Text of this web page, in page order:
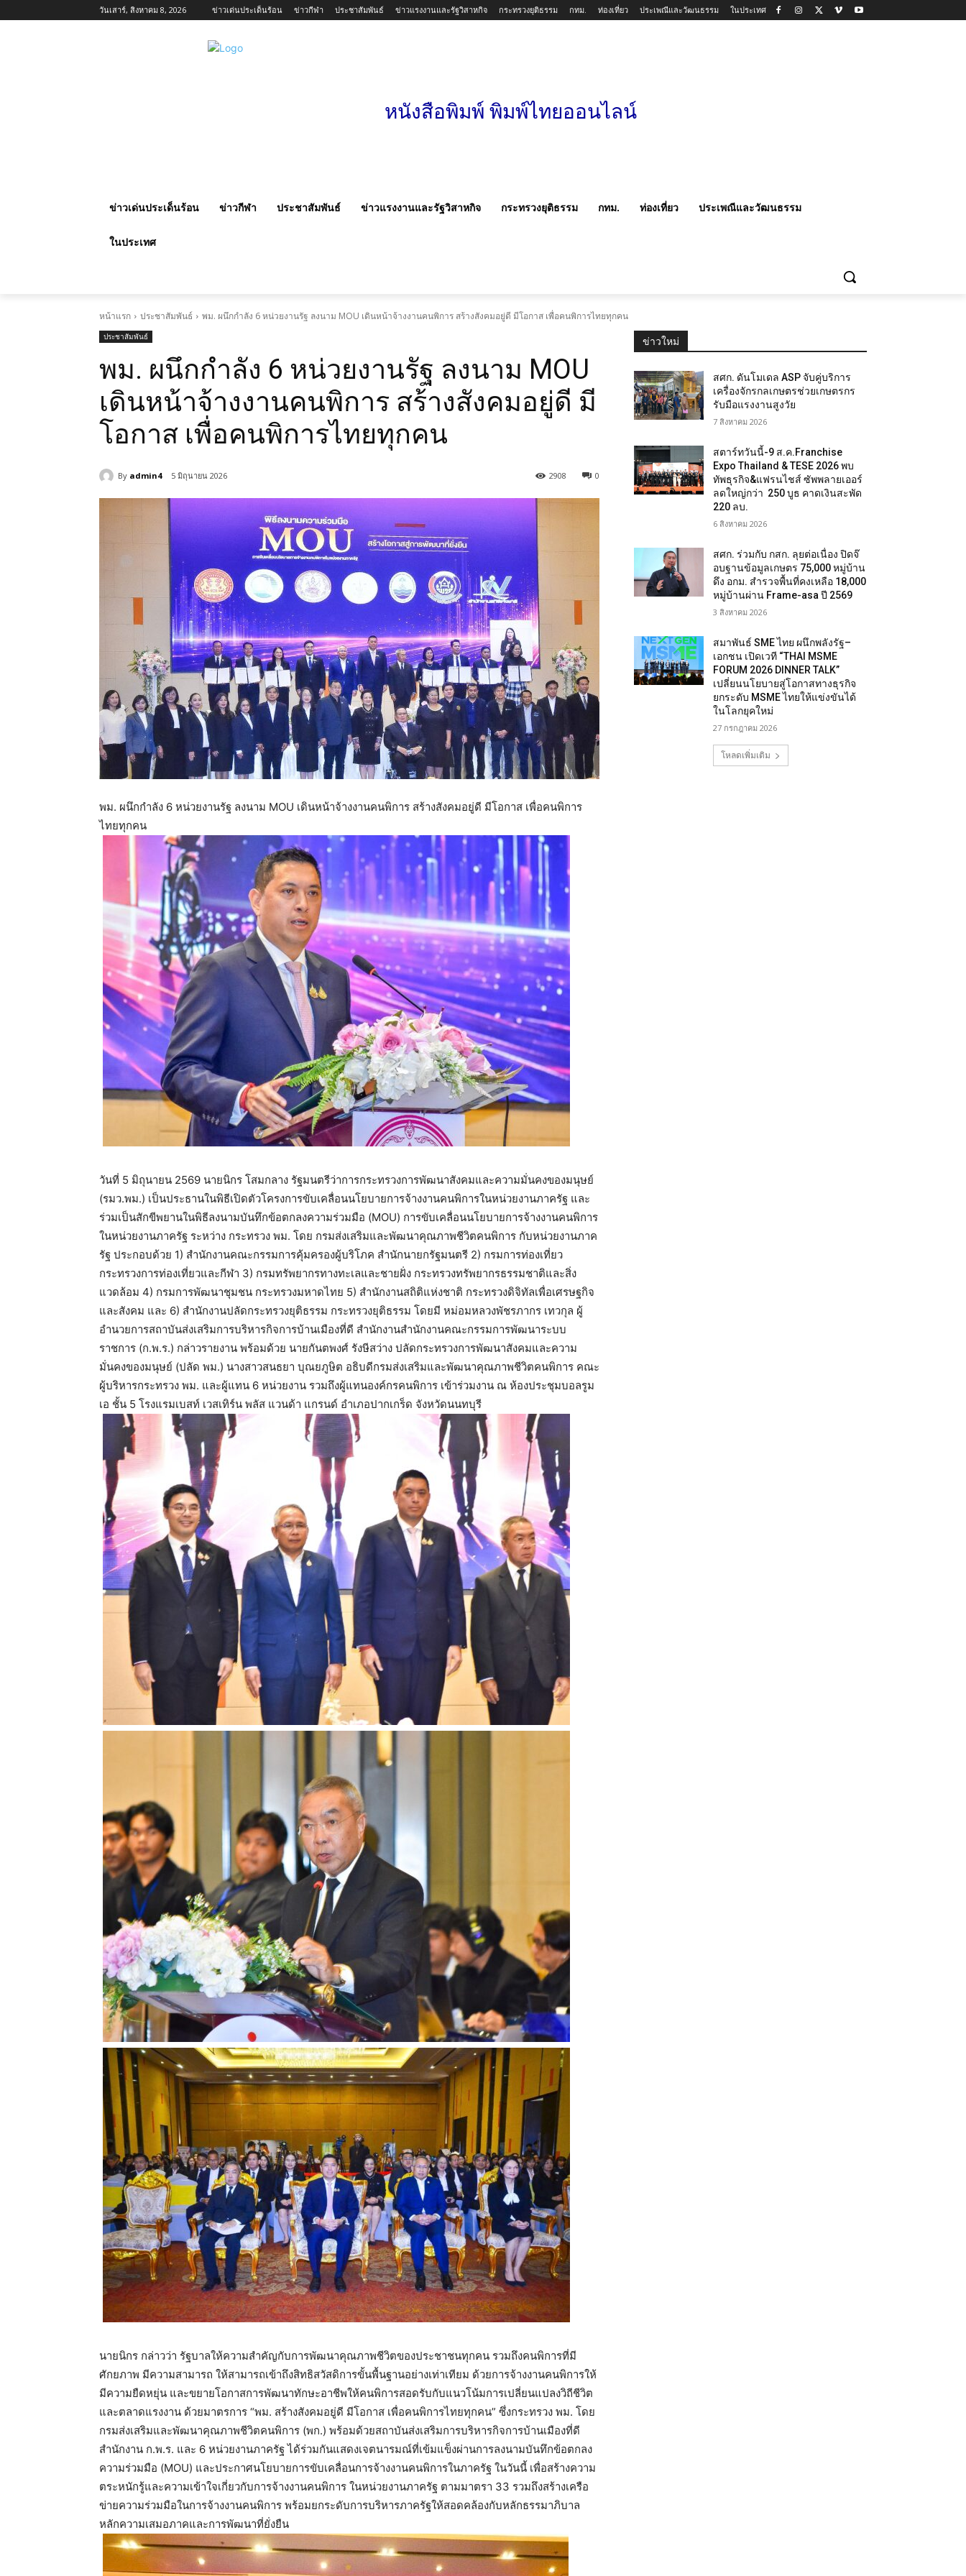
วันเสาร์, สิงหาคม 8, 2026 ข่าวเด่นประเด็นร้อน ข่าวกีฬา ประชาสัมพันธ์ ข่าวแรงงานและรัฐวิสาหกิจ กระทรวงยุติธรรม กทม. ท่องเที่ยว ประเพณีและวัฒนธรรม ในประเทศ
หนังสือพิมพ์ พิมพ์ไทยออนไลน์
ข่าวเด่นประเด็นร้อน ข่าวกีฬา ประชาสัมพันธ์ ข่าวแรงงานและรัฐวิสาหกิจ กระทรวงยุติธรรม กทม. ท่องเที่ยว ประเพณีและวัฒนธรรม
ในประเทศ
หน้าแรก ประชาสัมพันธ์ พม. ผนึกกำลัง 6 หน่วยงานรัฐ ลงนาม MOU เดินหน้าจ้างงานคนพิการ สร้างสังคมอยู่ดี มีโอกาส เพื่อคนพิการไทยทุกคน
ประชาสัมพันธ์
พม. ผนึกกำลัง 6 หน่วยงานรัฐ ลงนาม MOU
เดินหน้าจ้างงานคนพิการ สร้างสังคมอยู่ดี มี
โอกาส เพื่อคนพิการไทยทุกคน
By admin4 5 มิถุนายน 2026 0
2908
พม. ผนึกกำลัง 6 หน่วยงานรัฐ ลงนาม MOU เดินหน้าจ้างงานคนพิการ สร้างสังคมอยู่ดี มีโอกาส เพื่อคนพิการ
ไทยทุกคน
วันที่ 5 มิถุนายน 2569 นายนิกร โสมกลาง รัฐมนตรีว่าการกระทรวงการพัฒนาสังคมและความมั่นคงของมนุษย์
(รมว.พม.) เป็นประธานในพิธีเปิดตัวโครงการขับเคลื่อนนโยบายการจ้างงานคนพิการในหน่วยงานภาครัฐ และ
ร่วมเป็นสักขีพยานในพิธีลงนามบันทึกข้อตกลงความร่วมมือ (MOU) การขับเคลื่อนนโยบายการจ้างงานคนพิการ
ในหน่วยงานภาครัฐ ระหว่าง กระทรวง พม. โดย กรมส่งเสริมและพัฒนาคุณภาพชีวิตคนพิการ กับหน่วยงานภาค
รัฐ ประกอบด้วย 1) สำนักงานคณะกรรมการคุ้มครองผู้บริโภค สำนักนายกรัฐมนตรี 2) กรมการท่องเที่ยว
กระทรวงการท่องเที่ยวและกีฬา 3) กรมทรัพยากรทางทะเลและชายฝั่ง กระทรวงทรัพยากรธรรมชาติและสิ่ง
แวดล้อม 4) กรมการพัฒนาชุมชน กระทรวงมหาดไทย 5) สำนักงานสถิติแห่งชาติ กระทรวงดิจิทัลเพื่อเศรษฐกิจ
และสังคม และ 6) สำนักงานปลัดกระทรวงยุติธรรม กระทรวงยุติธรรม โดยมี หม่อมหลวงพัชรภากร เทวกุล ผู้
อำนวยการสถาบันส่งเสริมการบริหารกิจการบ้านเมืองที่ดี สำนักงานสำนักงานคณะกรรมการพัฒนาระบบ
ราชการ (ก.พ.ร.) กล่าวรายงาน พร้อมด้วย นายกันตพงศ์ รังษีสว่าง ปลัดกระทรวงการพัฒนาสังคมและความ
มั่นคงของมนุษย์ (ปลัด พม.) นางสาวสนธยา บุณยภูษิต อธิบดีกรมส่งเสริมและพัฒนาคุณภาพชีวิตคนพิการ คณะ
ผู้บริหารกระทรวง พม. และผู้แทน 6 หน่วยงาน รวมถึงผู้แทนองค์กรคนพิการ เข้าร่วมงาน ณ ห้องประชุมบอลรูม
เอ ชั้น 5 โรงแรมเบสท์ เวสเทิร์น พลัส แวนด้า แกรนด์ อำเภอปากเกร็ด จังหวัดนนทบุรี
นายนิกร กล่าวว่า รัฐบาลให้ความสำคัญกับการพัฒนาคุณภาพชีวิตของประชาชนทุกคน รวมถึงคนพิการที่มี
ศักยภาพ มีความสามารถ ให้สามารถเข้าถึงสิทธิสวัสดิการขั้นพื้นฐานอย่างเท่าเทียม ด้วยการจ้างงานคนพิการให้
มีความยืดหยุ่น และขยายโอกาสการพัฒนาทักษะอาชีพให้คนพิการสอดรับกับแนวโน้มการเปลี่ยนแปลงวิถีชีวิต
และตลาดแรงงาน ด้วยมาตรการ “พม. สร้างสังคมอยู่ดี มีโอกาส เพื่อคนพิการไทยทุกคน” ซึ่งกระทรวง พม. โดย
กรมส่งเสริมและพัฒนาคุณภาพชีวิตคนพิการ (พก.) พร้อมด้วยสถาบันส่งเสริมการบริหารกิจการบ้านเมืองที่ดี
สำนักงาน ก.พ.ร. และ 6 หน่วยงานภาครัฐ ได้ร่วมกันแสดงเจตนารมณ์ที่เข้มแข็งผ่านการลงนามบันทึกข้อตกลง
ความร่วมมือ (MOU) และประกาศนโยบายการขับเคลื่อนการจ้างงานคนพิการในภาครัฐ ในวันนี้ เพื่อสร้างความ
ตระหนักรู้และความเข้าใจเกี่ยวกับการจ้างงานคนพิการ ในหน่วยงานภาครัฐ ตามมาตรา 33 รวมถึงสร้างเครือ
ข่ายความร่วมมือในการจ้างงานคนพิการ พร้อมยกระดับการบริหารภาครัฐให้สอดคล้องกับหลักธรรมาภิบาล
หลักความเสมอภาคและการพัฒนาที่ยั่งยืน
ข่าวใหม่
สศก. ดันโมเดล ASP จับคู่บริการ
เครื่องจักรกลเกษตรช่วยเกษตรกร
รับมือแรงงานสูงวัย
7 สิงหาคม 2026
สตาร์ทวันนี้-9 ส.ค.Franchise
Expo Thailand & TESE 2026 พบ
ทัพธุรกิจ&แฟรนไชส์ ซัพพลายเออร์
ลดใหญ่กว่า 250 บูธ คาดเงินสะพัด
220 ลบ.
6 สิงหาคม 2026
สศก. ร่วมกับ กสก. ลุยต่อเนื่อง ปิดจ๊
อบฐานข้อมูลเกษตร 75,000 หมู่บ้าน
ดึง อกม. สำรวจพื้นที่คงเหลือ 18,000
หมู่บ้านผ่าน Frame-asa ปี 2569
3 สิงหาคม 2026
สมาพันธ์ SME ไทย ผนึกพลังรัฐ–
เอกชน เปิดเวที “THAI MSME
FORUM 2026 DINNER TALK”
เปลี่ยนนโยบายสู่โอกาสทางธุรกิจ
ยกระดับ MSME ไทยให้แข่งขันได้
ในโลกยุคใหม่
27 กรกฎาคม 2026
โหลดเพิ่มเติม